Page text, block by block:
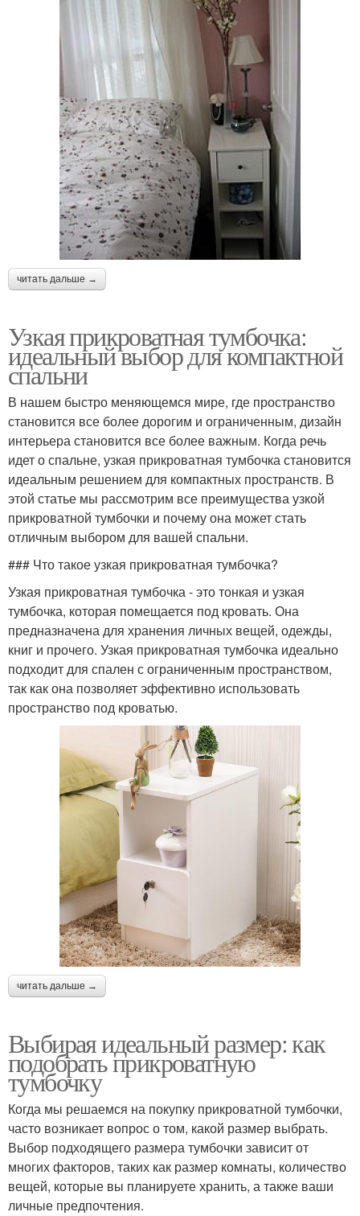
читать дальше →
Узкая прикроватная тумбочка:
идеальный выбор для компактной
спальни
В нашем быстро меняющемся мире, где пространство
становится все более дорогим и ограниченным, дизайн
интерьера становится все более важным. Когда речь
идет о спальне, узкая прикроватная тумбочка становится
идеальным решением для компактных пространств. В
этой статье мы рассмотрим все преимущества узкой
прикроватной тумбочки и почему она может стать
отличным выбором для вашей спальни.
### Что такое узкая прикроватная тумбочка?
Узкая прикроватная тумбочка - это тонкая и узкая
тумбочка, которая помещается под кровать. Она
предназначена для хранения личных вещей, одежды,
книг и прочего. Узкая прикроватная тумбочка идеально
подходит для спален с ограниченным пространством,
так как она позволяет эффективно использовать
пространство под кроватью.
читать дальше →
Выбирая идеальный размер: как
подобрать прикроватную
тумбочку
Когда мы решаемся на покупку прикроватной тумбочки,
часто возникает вопрос о том, какой размер выбрать.
Выбор подходящего размера тумбочки зависит от
многих факторов, таких как размер комнаты, количество
вещей, которые вы планируете хранить, а также ваши
личные предпочтения.